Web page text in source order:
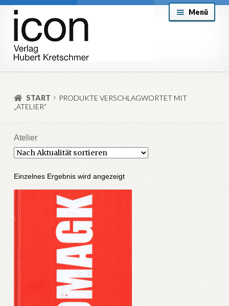
Zur
Navigation
springen
Zum
Inhalt
springen
Menü
About
Versand & Lieferung
Aktuell
START
PRODUKTE VERSCHLAGWORTET MIT
„ATELIER“
Atelier
Einzelnes Ergebnis wird angezeigt